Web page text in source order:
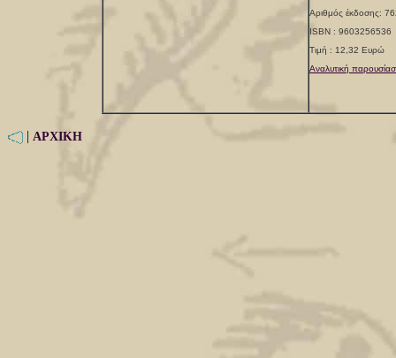
Αριθμός έκδοσης:
ISBN : 9603256536
Τιμή : 12,32 Ευρώ
Αναλυτική
| ΑΡΧΙΚΗ